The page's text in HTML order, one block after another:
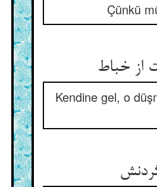
Çünkü
Kendine gel, o